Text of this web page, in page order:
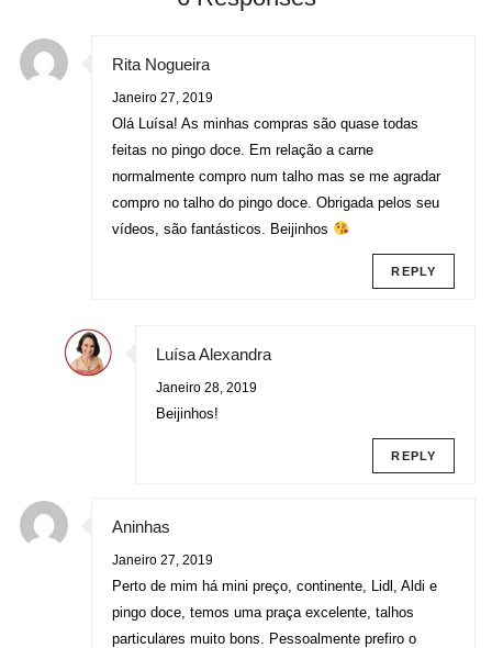
Rita Nogueira
Janeiro 27, 2019
Olá Luísa! As minhas compras são quase todas
feitas no pingo doce. Em relação a carne
normalmente compro num talho mas se me agradar
compro no talho do pingo doce. Obrigada pelos seu
vídeos, são fantásticos. Beijinhos
REPLY
Luísa Alexandra
Janeiro 28, 2019
Beijinhos!
REPLY
Aninhas
Janeiro 27, 2019
Perto de mim há mini preço, continente, Lidl, Aldi e
pingo doce, temos uma praça excelente, talhos
particulares muito bons. Pessoalmente prefiro o